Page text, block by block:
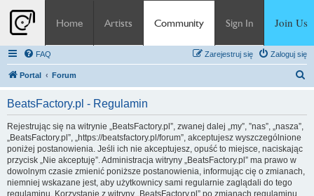
Home Artists Community Sign In Join Us
FAQ Zaloguj się
Zarejestruj się
Portal Forum
BeatsFactory.pl - Regulamin
Rejestrując się na witrynie „BeatsFactory.pl”, zwanej dalej „my”, ”nas”, „nasza”,
„BeatsFactory.pl”, „https://beatsfactory.pl/forum”, akceptujesz wyszczególnione
poniżej postanowienia. Jeśli ich nie akceptujesz, opuść to miejsce, naciskając
przycisk „Nie akceptuję”. Administracja witryny „BeatsFactory.pl” ma prawo w
dowolnym czasie zmienić poniższe postanowienia, informując cię o zmianach,
niemniej wskazane jest, aby użytkownicy sami regularnie zaglądali do tego
regulaminu. Korzystanie z witryny „BeatsFactory.pl” po zmianach regulaminu